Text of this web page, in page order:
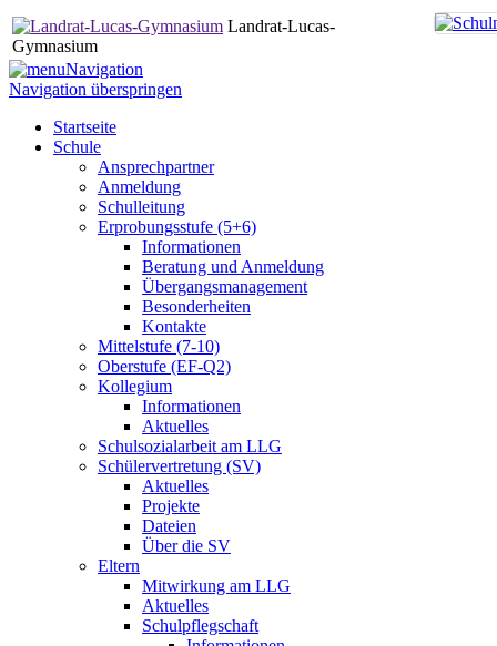
Landrat-Lucas-
Gymnasium
Navigation
Navigation überspringen
Startseite
Schule
Ansprechpartner
Anmeldung
Schulleitung
Erprobungsstufe (5+6)
Informationen
Beratung und Anmeldung
Übergangsmanagement
Besonderheiten
Kontakte
Mittelstufe (7-10)
Oberstufe (EF-Q2)
Kollegium
Informationen
Aktuelles
Schulsozialarbeit am LLG
Schülervertretung (SV)
Aktuelles
Projekte
Dateien
Über die SV
Eltern
Mitwirkung am LLG
Aktuelles
Schulpflegschaft